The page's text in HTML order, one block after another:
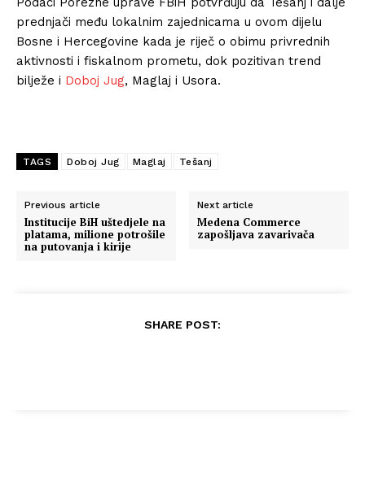
prednjači među lokalnim zajednicama u ovom dijelu
Bosne i Hercegovine kada je riječ o obimu privrednih
aktivnosti i fiskalnom prometu, dok pozitivan trend
bilježe i Doboj Jug, Maglaj i Usora.
TAGS Doboj Jug Maglaj Tešanj
Previous article
Institucije BiH uštedjele na
platama, milione potrošile
na putovanja i kirije
Next article
Medena Commerce
zapošljava zavarivača
SHARE POST: